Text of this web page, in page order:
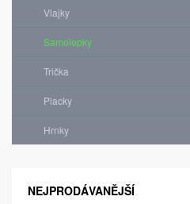
Vlajky
Samolepky
Trička
Placky
Hrnky
NEJPRODÁVANĚJŠÍ